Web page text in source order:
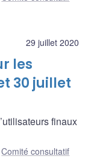
29 juillet 2020
les
30 juillet
finaux
Comité consultatif